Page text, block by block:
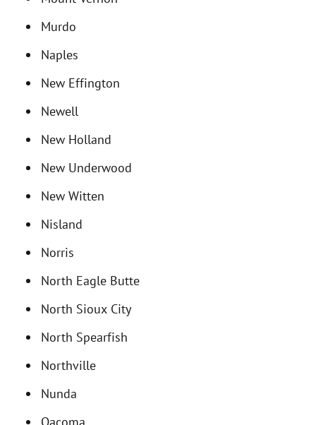
Murdo
Naples
New Effington
Newell
New Holland
New Underwood
New Witten
Nisland
Norris
North Eagle Butte
North Sioux City
North Spearfish
Northville
Nunda